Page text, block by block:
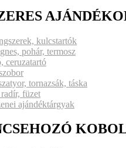
kulcstartók
pohár, termosz
ceruzatartó
tornazsák, táska
füzet
ajándéktárgyak